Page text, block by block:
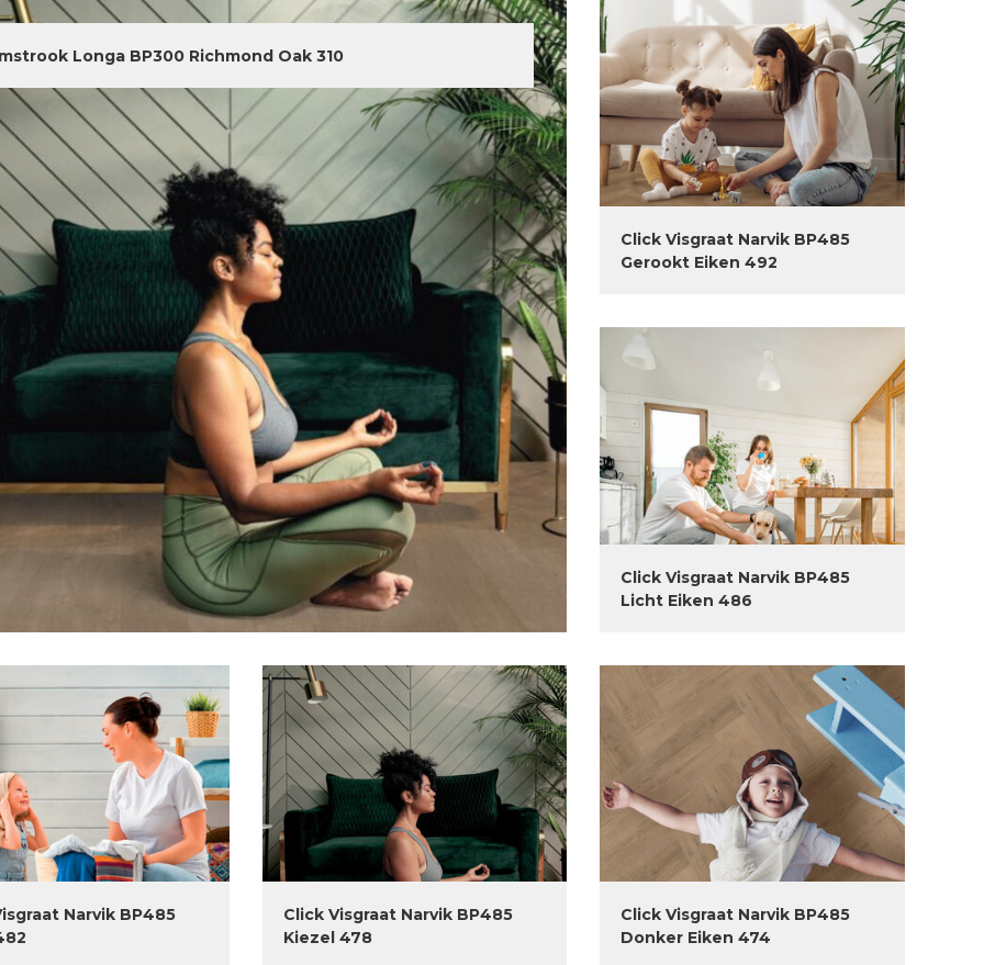
Longa BP300 Richmond Oak 310
Click Visgraat Narvik BP485
Gerookt Eiken 492
Click Visgraat Narvik BP485
Licht Eiken 486
Narvik BP485
Click Visgraat Narvik BP485
Kiezel 478
Click Visgraat Narvik BP485
Donker Eiken 474